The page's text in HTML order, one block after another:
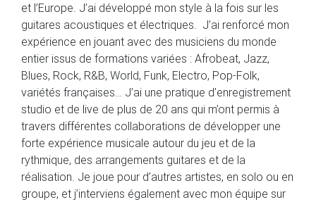
et l’Europe. J’ai développé mon style à la fois sur les
guitares acoustiques et électriques. J’ai renforcé mon
expérience en jouant avec des musiciens du monde
entier issus de formations variées : Afrobeat, Jazz,
Blues, Rock, R&B, World, Funk, Electro, Pop-Folk,
variétés françaises… J’ai une pratique d’enregistrement
studio et de live de plus de 20 ans qui m’ont permis à
travers différentes collaborations de développer une
forte expérience musicale autour du jeu et de la
rythmique, des arrangements guitares et de la
réalisation. Je joue pour d’autres artistes, en solo ou en
groupe, et j’interviens également avec mon équipe sur